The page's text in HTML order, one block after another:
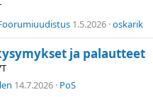
1.5.2026 oskarik
ja palautteet
14.7.2026 PoS